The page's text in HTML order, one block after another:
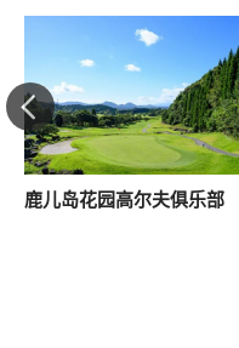
鹿儿岛花园高尔夫俱乐部